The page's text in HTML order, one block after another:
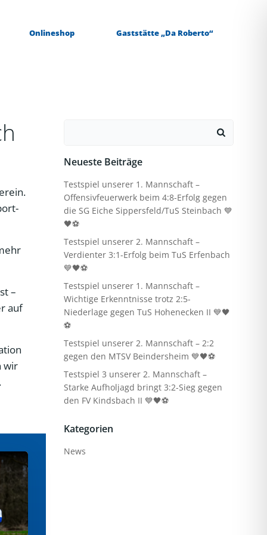
Onlineshop Gaststätte „Da Roberto“
–
auf
wir
Neueste Beiträge
Testspiel unserer 1. Mannschaft –
Offensivfeuerwerk beim 4:8-Erfolg gegen
die SG Eiche Sippersfeld/TuS Steinbach 💙
🖤⚽
Testspiel unserer 2. Mannschaft –
Verdienter 3:1-Erfolg beim TuS Erfenbach
💙🖤⚽
Testspiel unserer 1. Mannschaft –
Wichtige Erkenntnisse trotz 2:5-
Niederlage gegen TuS Hohenecken II 💙🖤
⚽
Testspiel unserer 2. Mannschaft – 2:2
gegen den MTSV Beindersheim 💙🖤⚽
Testspiel 3 unserer 2. Mannschaft –
Starke Aufholjagd bringt 3:2-Sieg gegen
den FV Kindsbach II 💙🖤⚽
Kategorien
News